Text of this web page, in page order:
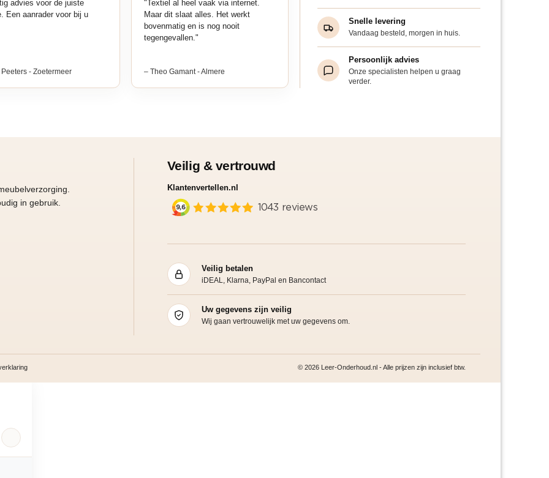
advies voor de juiste
Een aanrader voor bij u
Peeters - Zoetermeer
"Textiel al heel vaak via internet.
Maar dit slaat alles. Het werkt
bovenmatig en is nog nooit
tegengevallen."
– Theo Gamant - Almere
Snelle levering
Vandaag besteld, morgen in huis.
Persoonlijk advies
Onze specialisten helpen u graag
verder.
in gebruik.
Veilig & vertrouwd
Klantenvertellen.nl
Veilig betalen
iDEAL, Klarna, PayPal en Bancontact
Uw gegevens zijn veilig
Wij gaan vertrouwelijk met uw gegevens om.
© 2026 Leer-Onderhoud.nl - Alle prijzen zijn inclusief btw.